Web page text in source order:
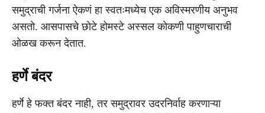
समुद्राची गर्जना ऐकणं हा स्वतःमध्येच एक अविस्मरणीय अनुभव
असतो. आसपासचे छोटे होमस्टे अस्सल कोकणी पाहुणचाराची
ओळख करून देतात.
हर्णे बंदर
हर्णे हे फक्त बंदर नाही, तर समुद्रावर उदरनिर्वाह करणाऱ्या